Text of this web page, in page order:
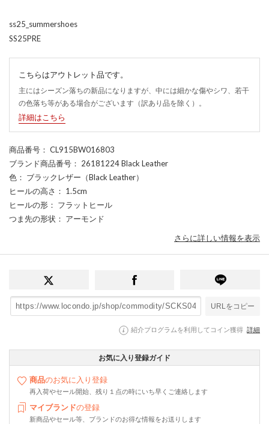
ss25_summershoes
SS25PRE
こちらはアウトレット品です。
主にはシーズン落ちの新品になりますが、中には細かな傷やシワ、若干
の色落ち等がある場合がございます（訳あり品を除く）。
詳細はこちら
商品番号 ： CL915BW016803
ブランド商品番号 ： 26181224 Black Leather
色 ： ブラックレザー（Black Leather）
ヒールの高さ ： 1.5cm
ヒールの形 ： フラットヒール
つま先の形状 ： アーモンド
さらに詳しい情報を表示
URLをコピー
紹介プログラムを利用してコイン獲得 詳細
お気に入り登録ガイド
商品のお気に入り登録
再入荷やセール開始、残り１点の時にいち早くご連絡します
マイブランドの登録
新商品やセール等、ブランドのお得な情報をお送りします